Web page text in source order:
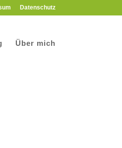
Datenschutz
Über mich